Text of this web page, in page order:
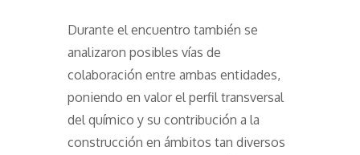
Durante el encuentro también se
analizaron posibles vías de
colaboración entre ambas entidades,
poniendo en valor el perfil transversal
del químico y su contribución a la
construcción en ámbitos tan diversos